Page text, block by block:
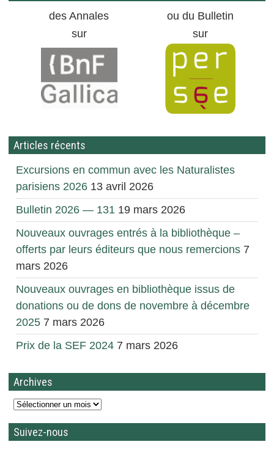
des Annales
ou du Bulletin
sur
sur
Articles récents
Excursions en commun avec les Naturalistes
parisiens 2026 13 avril 2026
Bulletin 2026 — 131 19 mars 2026
Nouveaux ouvrages entrés à la bibliothèque –
offerts par leurs éditeurs que nous remercions 7
mars 2026
Nouveaux ouvrages en bibliothèque issus de
donations ou de dons de novembre à décembre
2025 7 mars 2026
Prix de la SEF 2024 7 mars 2026
Archives
Suivez-nous